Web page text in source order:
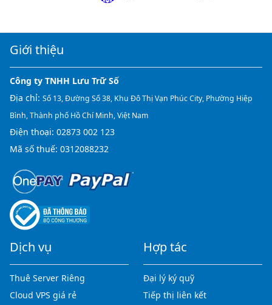
Giới thiệu
Công ty TNHH Lưu Trữ Số
Địa chỉ: Số 13, Đường Số 38, Khu Đô Thị Vạn Phúc City, Phường Hiệp
Bình, Thành phố Hồ Chí Minh, Việt Nam
Điện thoại: 02873 002 123
Mã số thuế: 0312088232
Dịch vụ
Thuê Server Riêng
Cloud VPS giá rẻ
Hợp tác
Đại lý ký quỹ
Tiếp thị liên kết